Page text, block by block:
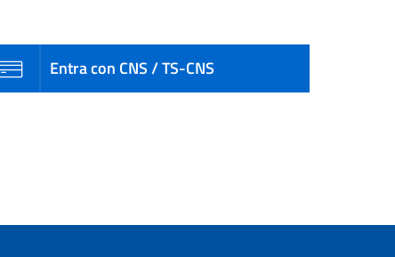
Entra con CNS / TS-CNS